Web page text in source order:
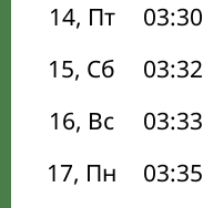
14, Пт
03:30
15, Сб
03:32
16, Вс
03:33
17, Пн
03:35